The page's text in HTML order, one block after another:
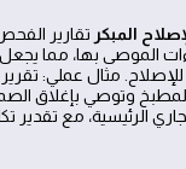
تقارير
الموصى بها، مما يجعل
مثال عملي: تقرير
وتوصي بإغلاق
الرئيسية، مع تقدير